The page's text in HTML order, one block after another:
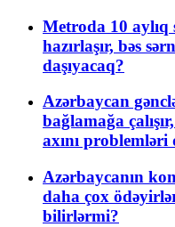
Metroda 10 aylıq
hazırlaşır, bəs
daşıyacaq?
Azərbaycan
bağlamağa
axını problemləri
Azərbaycanın
daha çox
bilirlərmi?